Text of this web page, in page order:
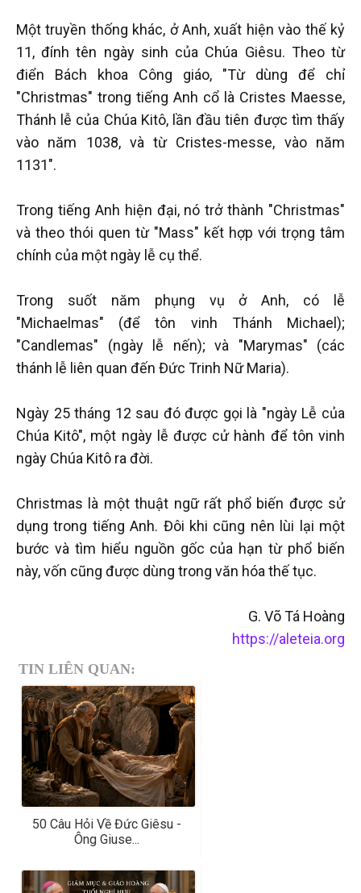
Một truyền thống khác, ở Anh, xuất hiện vào thế kỷ
11, đính tên ngày sinh của Chúa Giêsu. Theo từ
điển Bách khoa Công giáo, "Từ dùng để chỉ
"Christmas" trong tiếng Anh cổ là Cristes Maesse,
Thánh lễ của Chúa Kitô, lần đầu tiên được tìm thấy
vào năm 1038, và từ Cristes-messe, vào năm
1131".
Trong tiếng Anh hiện đại, nó trở thành "Christmas"
và theo thói quen từ "Mass" kết hợp với trọng tâm
chính của một ngày lễ cụ thể.
Trong suốt năm phụng vụ ở Anh, có lễ
"Michaelmas" (để tôn vinh Thánh Michael);
"Candlemas" (ngày lễ nến); và "Marymas" (các
thánh lễ liên quan đến Đức Trinh Nữ Maria).
Ngày 25 tháng 12 sau đó được gọi là "ngày Lễ của
Chúa Kitô", một ngày lễ được cử hành để tôn vinh
ngày Chúa Kitô ra đời.
Christmas là một thuật ngữ rất phổ biến được sử
dụng trong tiếng Anh. Đôi khi cũng nên lùi lại một
bước và tìm hiểu nguồn gốc của hạn từ phổ biến
này, vốn cũng được dùng trong văn hóa thế tục.
G. Võ Tá Hoàng
https://aleteia.org
TIN LIÊN QUAN:
50 Câu Hỏi Về Đức Giêsu -
Ông Giuse...